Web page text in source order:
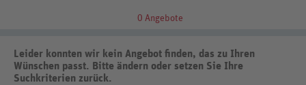
0 Angebote
Leider konnten wir kein Angebot finden, das zu Ihren
Wünschen passt. Bitte ändern oder setzen Sie Ihre
Suchkriterien zurück.